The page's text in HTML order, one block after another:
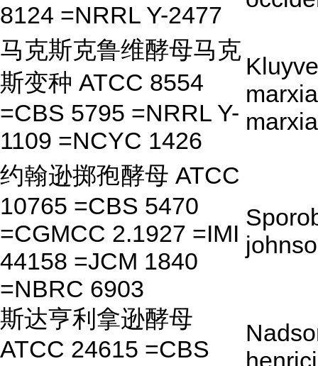
8124 =NRRL Y-2477
马克斯克鲁维酵母马克
斯变种 ATCC 8554
=CBS 5795 =NRRL Y-
1109 =NCYC 1426
约翰逊掷孢酵母 ATCC
10765 =CBS 5470
=CGMCC 2.1927 =IMI
44158 =JCM 1840
=NBRC 6903
斯达亨利拿逊酵母
ATCC 24615 =CBS